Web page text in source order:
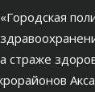
страже